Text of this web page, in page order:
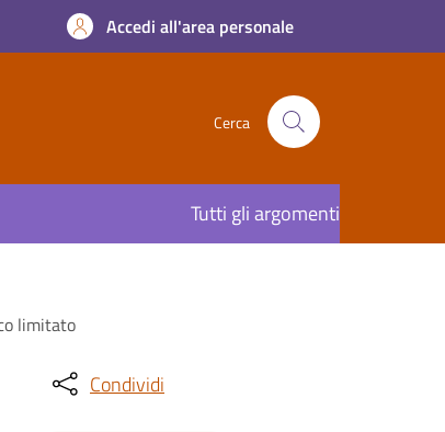
Accedi all'area personale
Cerca
Tutti gli argomenti
limitato
Condividi